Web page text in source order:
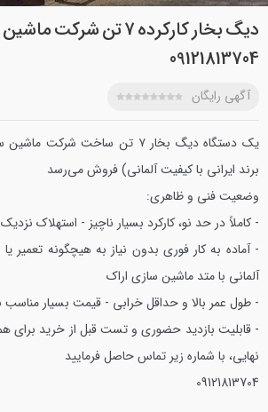
دیگ بخار کارکرده 7 تن
09121813704
آگهی رایگان
یک دستگاه دیگ بخار ۷ تن ساخت
برند ایرانی با کیفیت آلمانی) فروش می‌رسد
وضعیت فنی و ظاهری:
- کاملاً در حد نو، کارکرد بسیار ناچیز - استهلاک
- آماده به کار فوری بدون نیاز به هیچگونه تعمیر یا
آلمانی با متد ماشین سازی اراک
- طول عمر بالا و حداقل خرابی - قیمت بسیار مناسب
- قابلیت بازدید حضوری و تست قبل از خرید برای
نهایی، با شماره زیر تماس حاصل فرمایید
09121813704